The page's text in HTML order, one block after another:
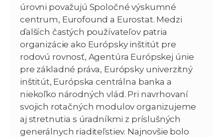
úrovni považujú Spoločné výskumné
centrum, Eurofound a Eurostat. Medzi
ďalších častých používateľov patria
organizácie ako Európsky inštitút pre
rodovú rovnosť, Agentúra Európskej únie
pre základné práva, Európsky univerzitný
inštitút, Európska centrálna banka a
niekoľko národných vlád. Pri navrhovaní
svojich rotačných modulov organizujeme
aj stretnutia s úradníkmi z príslušných
generálnych riaditeľstiev. Najnovšie bolo